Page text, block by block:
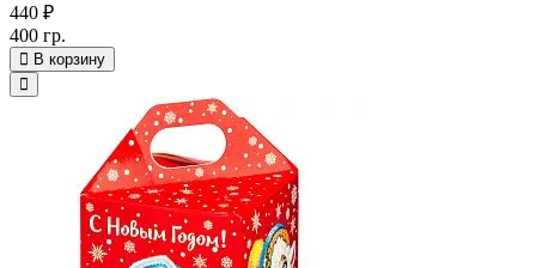
440 ₽
400 гр.
В корзину